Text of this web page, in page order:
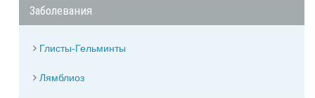
Заболевания
Глисты-Гельминты
Лямблиоз